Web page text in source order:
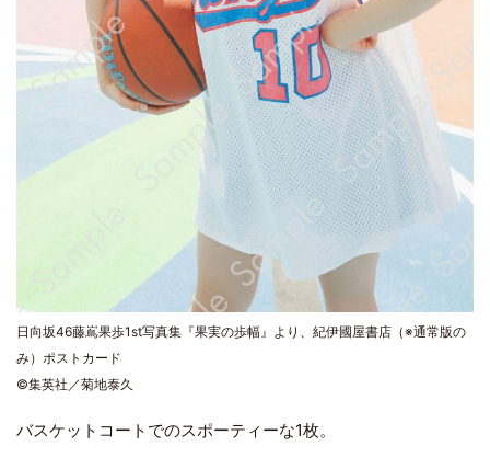
日向坂46藤嶌果歩1st写真集『果実の歩幅』より、紀伊國屋書店（※通常版の
み）ポストカード
©集英社／菊地泰久
バスケットコートでのスポーティーな1枚。